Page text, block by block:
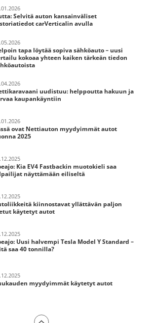
Selvitä auton kansainväliset
carVerticalin avulla
tapa löytää sopiva sähköauto – uusi
kokoaa yhteen kaiken tärkeän tiedon
uudistuu: helppoutta hakuun ja
kaupankäyntiin
ovat Nettiauton myydyimmät autot
2025
Kia EV4 Fastbackin muotokieli saa
näyttämään eiliseltä
kiinnostavat yllättävän paljon
käytetyt autot
Uusi halvempi Tesla Model Y Standard –
saa 40 tonnilla?
myydyimmät käytetyt autot